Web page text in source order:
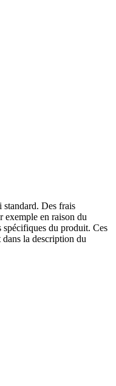
standard. Des frais
exemple en raison du
spécifiques du produit. Ces
la description du